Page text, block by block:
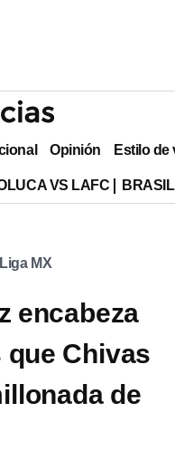
Opinión Estilo de
VS LAFC
Liga MX
encabeza
Chivas
de